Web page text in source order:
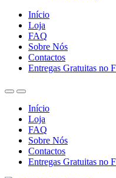
Início
Loja
FAQ
Sobre Nós
Contactos
Entregas Gratuitas no
Início
Loja
FAQ
Sobre Nós
Contactos
Entregas Gratuitas no